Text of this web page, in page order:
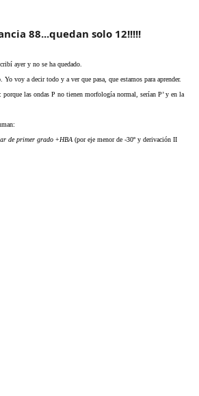
88...quedan solo 12!!!!!
ayer y no se ha quedado.
voy a decir todo y a ver que pasa, que estamos para aprender.
: porque las ondas P no tienen morfología normal, serían P’ y en la
de primer grado +HBA (por eje menor de -30º y derivación II